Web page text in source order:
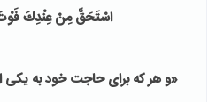
اسْتَحَقَّ مِنْ عِنْدِكَ
«و ‌هر‌ ‌که‌ براى حاجت خود ‌به‌ یکى